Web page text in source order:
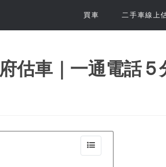
買車 二手車線上
估車｜一通電話 5